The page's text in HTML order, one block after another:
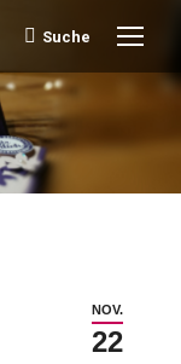
Search:
Suche
NOV.
22